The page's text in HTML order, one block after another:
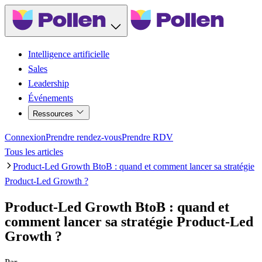
Intelligence artificielle
Sales
Leadership
Événements
Ressources
ConnexionPrendre rendez-vousPrendre RDV
Tous les articles
Product-Led Growth BtoB : quand et comment lancer sa stratégie
Product-Led Growth ?
Product-Led Growth BtoB : quand et
comment lancer sa stratégie Product-Led
Growth ?